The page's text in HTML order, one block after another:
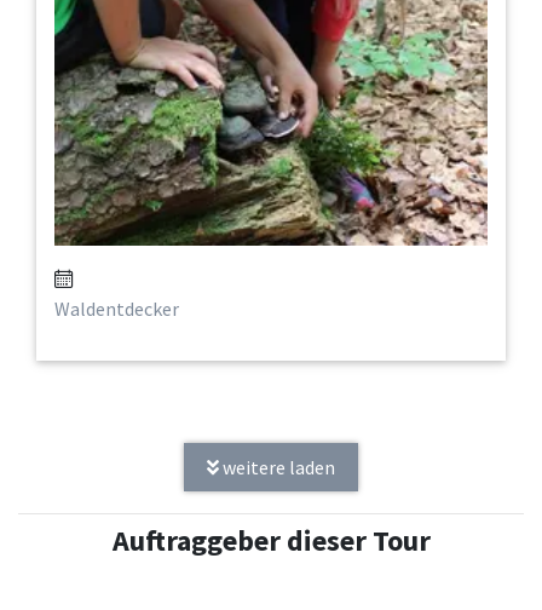
Waldentdecker
weitere laden
Auftraggeber dieser Tour